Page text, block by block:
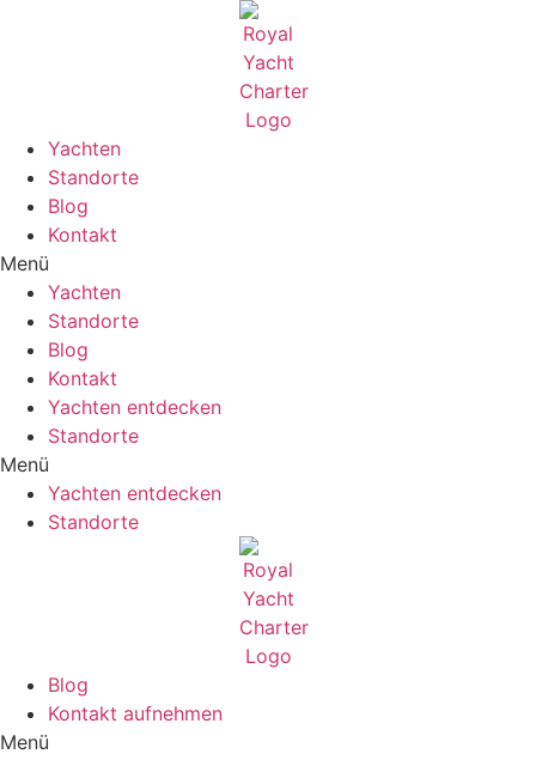
Yachten
Standorte
Blog
Kontakt
Menü
Yachten
Standorte
Blog
Kontakt
Yachten entdecken
Standorte
Menü
Yachten entdecken
Standorte
Blog
Kontakt aufnehmen
Menü